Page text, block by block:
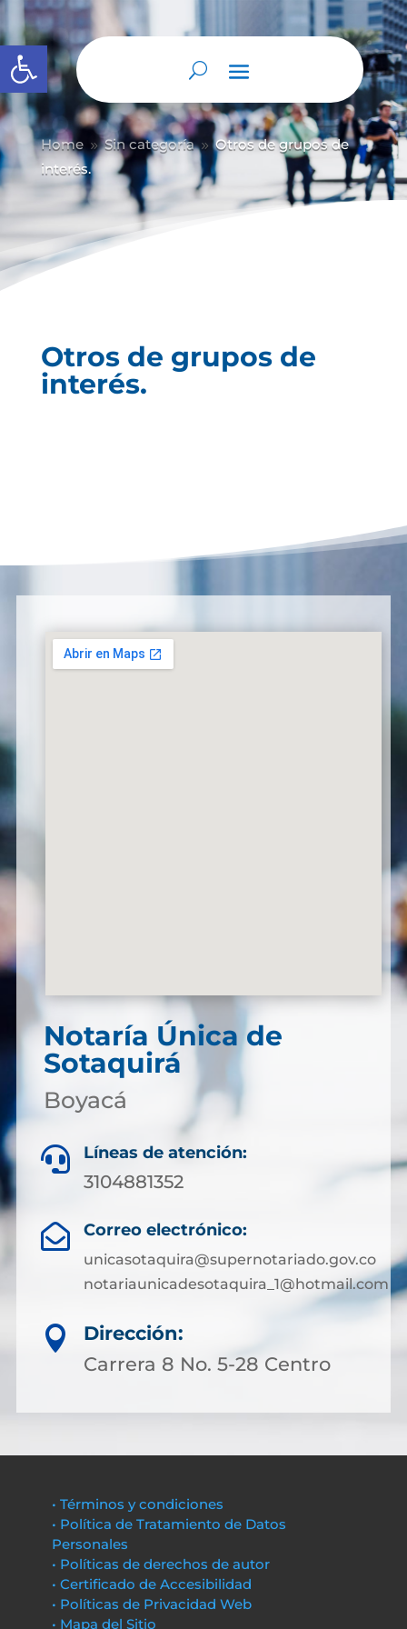
Abrir barra de herramientas
Home 9 Sin categoría 9 Otros de grupos de
interés.
Otros de grupos de
interés.
Notaría Única de
Sotaquirá
Boyacá
 Líneas de atención:
3104881352
 Correo electrónico:
unicasotaquira@supernotariado.gov.co
notariaunicadesotaquira_1@hotmail.com

Dirección:
Carrera 8 No. 5-28 Centro
• Términos y condiciones
• Política de Tratamiento de Datos
Personales
• Políticas de derechos de autor
• Certificado de Accesibilidad
• Políticas de Privacidad Web
• Mapa del Sitio